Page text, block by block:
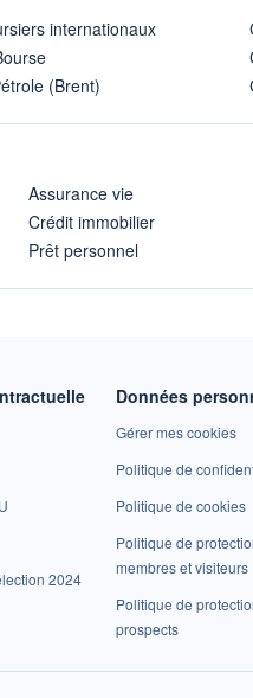
internationaux
(Brent)
Assurance vie
Crédit immobilier
Prêt personnel
2024
Données
Gérer mes cookies
Politique de
Politique de cookies
Politique de
membres et visiteurs
Politique de
prospects